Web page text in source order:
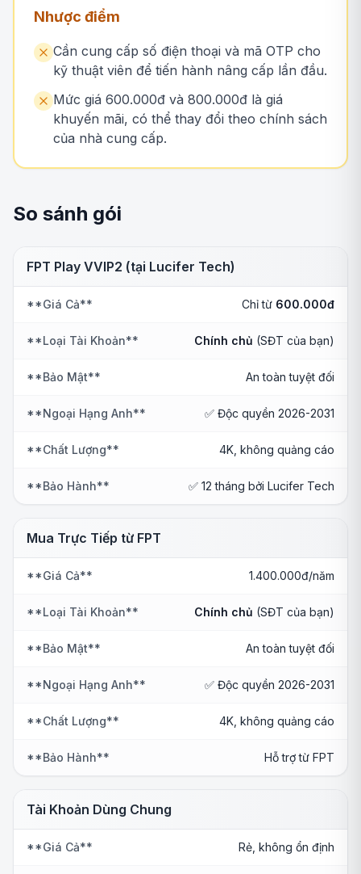
Nhược điểm
Cần cung cấp số điện thoại và mã OTP cho
kỹ thuật viên để tiến hành nâng cấp lần đầu.
Mức giá 600.000đ và 800.000đ là giá
khuyến mãi, có thể thay đổi theo chính sách
của nhà cung cấp.
So sánh gói
FPT Play VVIP2 (tại Lucifer Tech)
**Giá Cả** Chỉ từ 600.000đ
**Loại Tài Khoản** Chính chủ (SĐT của bạn)
**Bảo Mật** An toàn tuyệt đối
**Ngoại Hạng Anh** ✅ Độc quyền 2026-2031
**Chất Lượng** 4K, không quảng cáo
**Bảo Hành** ✅ 12 tháng bởi Lucifer Tech
Mua Trực Tiếp từ FPT
**Giá Cả** 1.400.000đ/năm
**Loại Tài Khoản** Chính chủ (SĐT của bạn)
**Bảo Mật** An toàn tuyệt đối
**Ngoại Hạng Anh** ✅ Độc quyền 2026-2031
**Chất Lượng** 4K, không quảng cáo
**Bảo Hành** Hỗ trợ từ FPT
Tài Khoản Dùng Chung
**Giá Cả** Rẻ, không ổn định